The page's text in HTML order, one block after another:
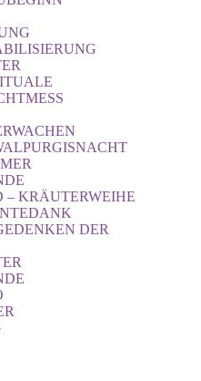
– KRÄUTERWEIHE
DER